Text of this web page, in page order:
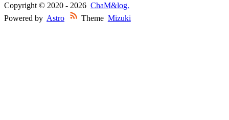
Copyright © 2020 - 2026 ChaM&log.
Powered by Astro Theme Mizuki